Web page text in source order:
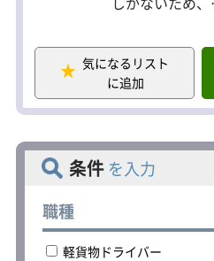
＜アパレル製
有名アパレルメ
任せします。
配送エリアは
配送件数は2～
＜食品のルート
気になるリスト
に追加
条件 を入力
職種
軽貨物ドライバー